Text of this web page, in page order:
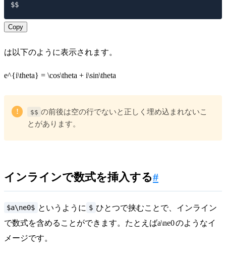
$$
Copy
は以下のように表示されます。
e^{i\theta} = \cos\theta + i\sin\theta
! $$ の前後は空の行でないと正しく埋め込まれないこ
とがあります。
インラインで数式を挿入する#
$a\ne0$ というように $ ひとつで挟むことで、インライン
で数式を含めることができます。たとえばa\ne0のようなイ
メージです。